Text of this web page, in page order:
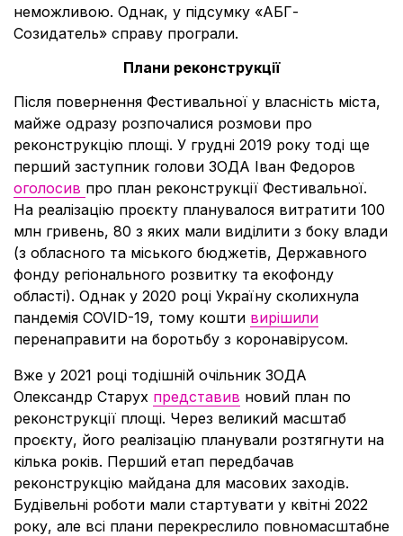
неможливою. Однак, у підсумку «АБГ-
Созидатель» справу програли.
Плани реконструкції
Після повернення Фестивальної у власність міста,
майже одразу розпочалися розмови про
реконструкцію площі. У грудні 2019 року тоді ще
перший заступник голови ЗОДА Іван Федоров
оголосив про план реконструкції Фестивальної.
На реалізацію проєкту планувалося витратити 100
млн гривень, 80 з яких мали виділити з боку влади
(з обласного та міського бюджетів, Державного
фонду регіонального розвитку та екофонду
області). Однак у 2020 році Україну сколихнула
пандемія COVID-19, тому кошти вирішили
перенаправити на боротьбу з коронавірусом.
Вже у 2021 році тодішній очільник ЗОДА
Олександр Старух представив новий план по
реконструкції площі. Через великий масштаб
проєкту, його реалізацію планували розтягнути на
кілька років. Перший етап передбачав
реконструкцію майдана для масових заходів.
Будівельні роботи мали стартувати у квітні 2022
року, але всі плани перекреслило повномасштабне